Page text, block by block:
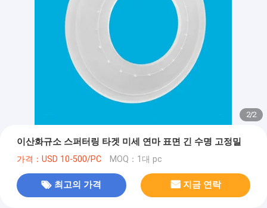
2/2
이산화규소 스퍼터링 타겟 미세 연마 표면 긴 수명 고정밀
가격：USD 10-500/PC MOQ：1대 pc
최고의 가격 지금 연락